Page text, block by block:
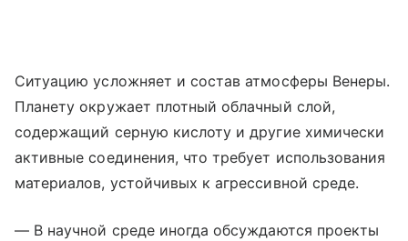
Ситуацию усложняет и состав атмосферы Венеры.
Планету окружает плотный облачный слой,
содержащий серную кислоту и другие химически
активные соединения, что требует использования
материалов, устойчивых к агрессивной среде.
— В научной среде иногда обсуждаются проекты